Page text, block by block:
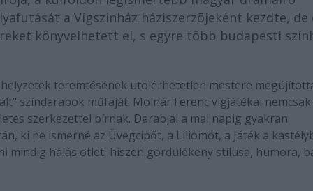
a Vígszínház háziszerzõjeként kezdte, de
könyvelhetett el, s egyre több budapesti
teremtésének utolérhetetlen mestere
színdarabok műfaját. Molnár Ferenc vígjátékai nemcsak
szerkezettel bírnak. Darabjai a mai napig gyakran
ki ne ismerné az Üvegcipőt, a Liliomot, a Játék a
mindig hálás ötlet, hiszen gördülékeny stílusa, humora,